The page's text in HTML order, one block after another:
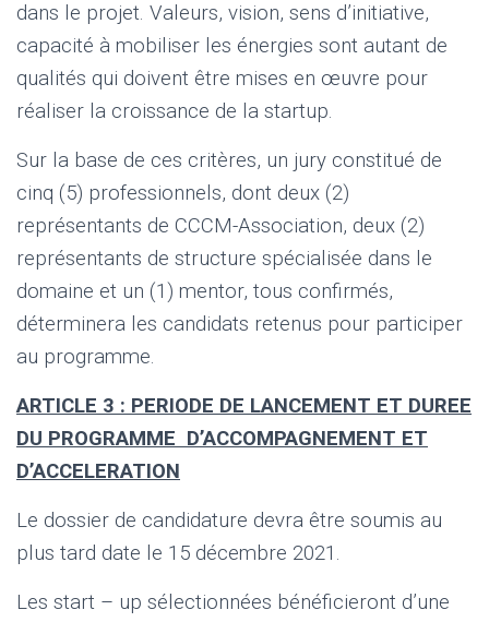
dans le projet. Valeurs, vision, sens d’initiative,
capacité à mobiliser les énergies sont autant de
qualités qui doivent être mises en œuvre pour
réaliser la croissance de la startup.
Sur la base de ces critères, un jury constitué de
cinq (5) professionnels, dont deux (2)
représentants de CCCM-Association, deux (2)
représentants de structure spécialisée dans le
domaine et un (1) mentor, tous confirmés,
déterminera les candidats retenus pour participer
au programme.
ARTICLE 3 : PERIODE DE LANCEMENT ET DUREE
DU PROGRAMME D’ACCOMPAGNEMENT ET
D’ACCELERATION
Le dossier de candidature devra être soumis au
plus tard date le 15 décembre 2021.
Les start – up sélectionnées bénéficieront d’une